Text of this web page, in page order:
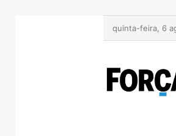
quinta-feira, 6